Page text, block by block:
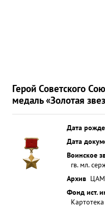
Герой Советского
медаль «Золотая
Дата
Дата
Воинское
гв. мл.
Архив
Фонд ист.